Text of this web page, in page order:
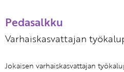
Pedasalkku
Varhaiskasvattajan
Jokaisen varhaiskasvattajan